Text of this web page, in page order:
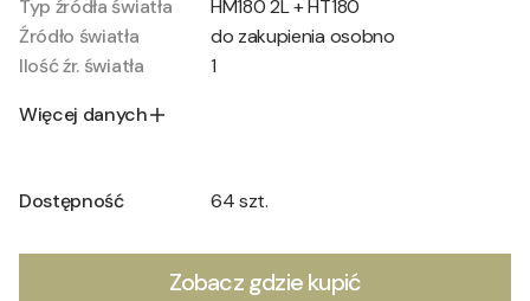
Typ źródła światła
HM180 2L + HT180
Źródło światła
do zakupienia osobno
Ilość źr. światła
1
Więcej danych
Dostępność 64 szt.
Zobacz gdzie kupić